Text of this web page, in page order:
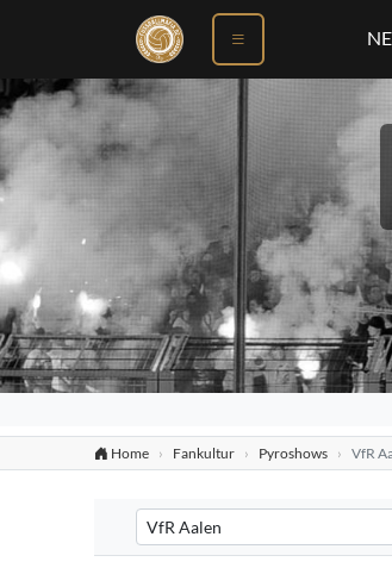
Home Fankultur Pyroshows VfR
Verein auswählen
Filtert die Pyroshows nach dem